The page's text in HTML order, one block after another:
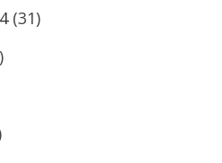
(31)